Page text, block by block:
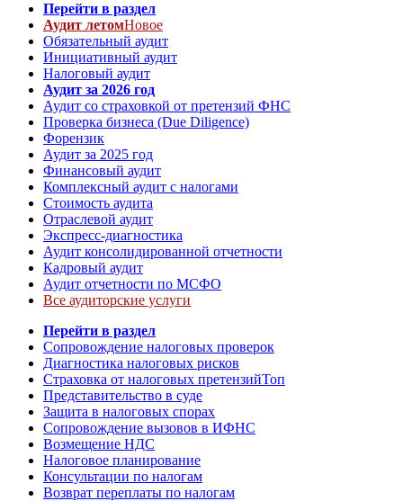
Перейти в раздел
Аудит летомНовое
Обязательный аудит
Инициативный аудит
Налоговый аудит
Аудит за 2026 год
Аудит со страховкой от претензий ФНС
Проверка бизнеса (Due Diligence)
Форензик
Аудит за 2025 год
Финансовый аудит
Комплексный аудит с налогами
Стоимость аудита
Отраслевой аудит
Экспресс-диагностика
Аудит консолидированной отчетности
Кадровый аудит
Аудит отчетности по МСФО
Все аудиторские услуги
Перейти в раздел
Сопровождение налоговых проверок
Диагностика налоговых рисков
Страховка от налоговых претензийТоп
Представительство в суде
Защита в налоговых спорах
Сопровождение вызовов в ИФНС
Возмещение НДС
Налоговое планирование
Консультации по налогам
Возврат переплаты по налогам